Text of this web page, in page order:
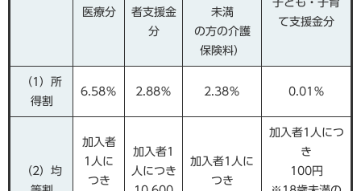
医療分
者支援金
分
未満
の方の介護
保険料）
子ども・子育
て支援金分
（1）所
得割
6.58％ 2.88％ 2.38％ 0.01％
（2）均
加入者
1人に
つき
加入者1
人につき
加入者1人に
つき
加入者1人につ
き
100円